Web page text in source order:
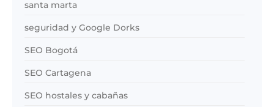
santa marta
seguridad y Google Dorks
SEO Bogotá
SEO Cartagena
SEO hostales y cabañas